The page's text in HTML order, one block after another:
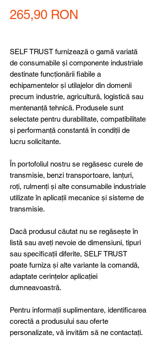
265,90 RON
SELF TRUST furnizează o gamă variată
de consumabile și componente industriale
destinate funcționării fiabile a
echipamentelor și utilajelor din domenii
precum industrie, agricultură, logistică sau
mentenanță tehnică. Produsele sunt
selectate pentru durabilitate, compatibilitate
și performanță constantă în condiții de
lucru solicitante.
În portofoliul nostru se regăsesc curele de
transmisie, benzi transportoare, lanțuri,
roți, rulmenți și alte consumabile industriale
utilizate în aplicații mecanice și sisteme de
transmisie.
Dacă produsul căutat nu se regăsește în
listă sau aveți nevoie de dimensiuni, tipuri
sau specificații diferite, SELF TRUST
poate furniza și alte variante la comandă,
adaptate cerințelor aplicației
dumneavoastră.
Pentru informații suplimentare, identificarea
corectă a produsului sau oferte
personalizate, vă invităm să ne contactați.